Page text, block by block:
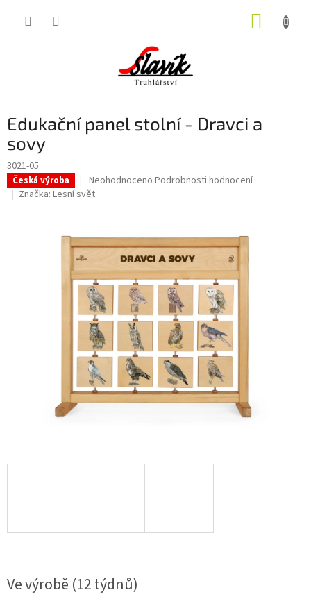
Edukační panel stolní - Dravci a
sovy
3021-05
Česká výroba
Průměrné
hodnocení
z
hvězdiček.
Neohodnoceno Podrobnosti hodnocení
Značka: Lesní svět
Ve výrobě (12 týdnů)